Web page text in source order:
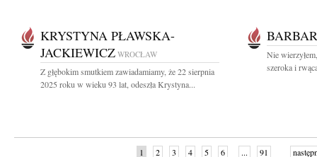
KRYSTYNA PŁAWSKA-
JACKIEWICZ WROCŁAW
Z głębokim smutkiem zawiadamiamy, że 22 sierpnia
2025 roku w wieku 93 lat, odeszła Krystyna...
Nie
szeroka i
1 2 3 4 5 6 ... 91